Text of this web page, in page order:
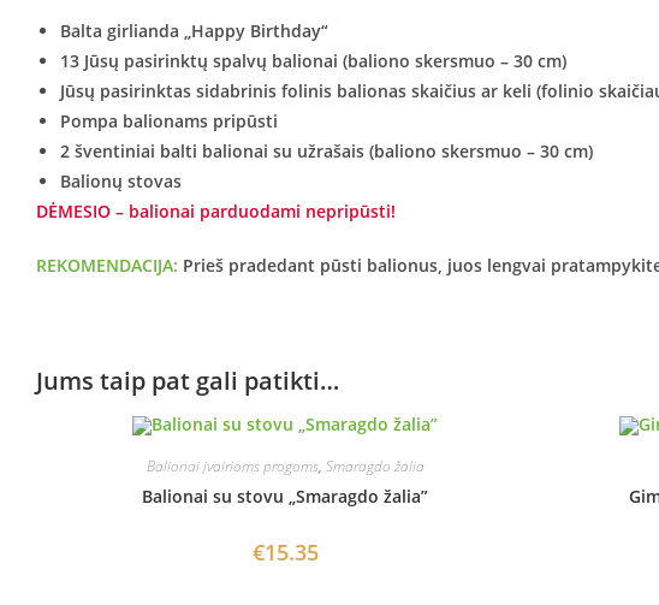
Balta girlianda „Happy Birthday“
13 Jūsų pasirinktų spalvų balionai (baliono skersmuo – 30 cm)
Jūsų pasirinktas sidabrinis folinis balionas skaičius ar keli (folinio
Pompa balionams pripūsti
2 šventiniai balti balionai su užrašais (baliono skersmuo – 30 cm)
Balionų stovas
DĖMESIO – balionai parduodami nepripūsti!
REKOMENDACIJA: Prieš pradedant pūsti balionus, juos lengvai
Jums taip pat gali patikti…
Balionai įvairioms progoms, Smaragdo žalia
Balionai su stovu „Smaragdo žalia”
€15.35